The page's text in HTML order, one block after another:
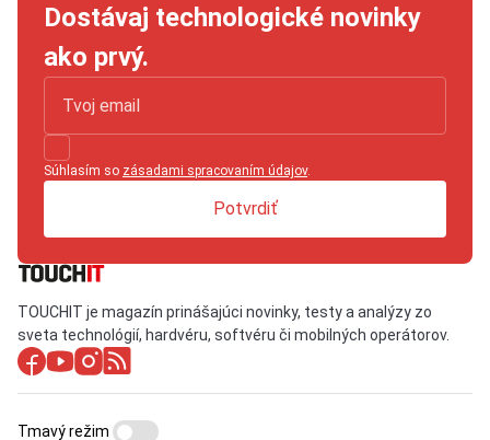
Dostávaj technologické novinky
ako prvý.
Súhlasím so zásadami spracovaním údajov.
Potvrdiť
TOUCHIT je magazín prinášajúci novinky, testy a analýzy zo
sveta technológií, hardvéru, softvéru či mobilných operátorov.
Tmavý režim